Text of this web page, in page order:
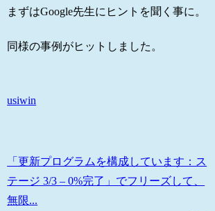
まずはGoogle先生にヒントを聞く事に。
同様の事例がヒットしました。
usiwin
「更新プログラムを構成しています：ス
テージ 3/3 – 0%完了」でフリーズして、
無限...